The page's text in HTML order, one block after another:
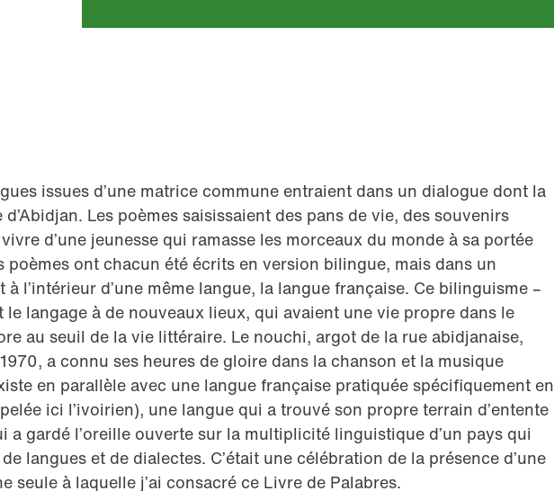
issues d’une matrice commune entraient dans un dialogue dont la
Les poèmes saisissaient des pans de vie, des souvenirs
d’une jeunesse qui ramasse les morceaux du monde à sa portée
poèmes ont chacun été écrits en version bilingue, mais dans un
l’intérieur d’une même langue, la langue française. Ce bilinguisme –
langage à de nouveaux lieux, qui avaient une vie propre dans le
au seuil de la vie littéraire. Le nouchi, argot de la rue abidjanaise,
a connu ses heures de gloire dans la chanson et la musique
en parallèle avec une langue française pratiquée spécifiquement en
ici l’ivoirien), une langue qui a trouvé son propre terrain d’entente
a gardé l’oreille ouverte sur la multiplicité linguistique d’un pays qui
langues et de dialectes. C’était une célébration de la présence d’une
seule à laquelle j’ai consacré ce Livre de Palabres.